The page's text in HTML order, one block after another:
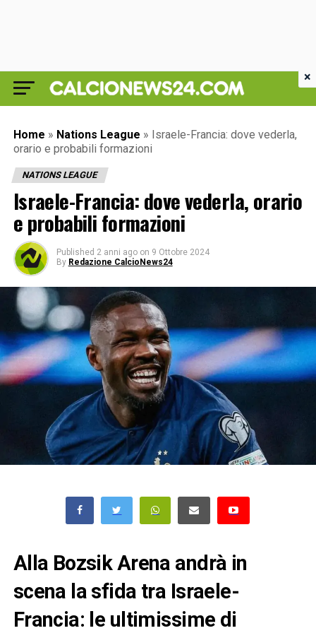
Home » Nations League » Israele-Francia: dove vederla,
orario e probabili formazioni
NATIONS LEAGUE
Israele-Francia: dove vederla, orario
e probabili formazioni
Published 2 anni ago on 9 Ottobre 2024
By Redazione CalcioNews24
Alla Bozsik Arena andrà in
scena la sfida tra Israele-
Francia: le ultimissime di
×